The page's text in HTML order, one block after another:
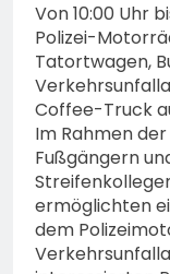
Von 10:00 Uhr
Polizei-
Tatortwagen,
Coffee-Truck
Im Rahmen
Fußgängern
ermöglichten
dem